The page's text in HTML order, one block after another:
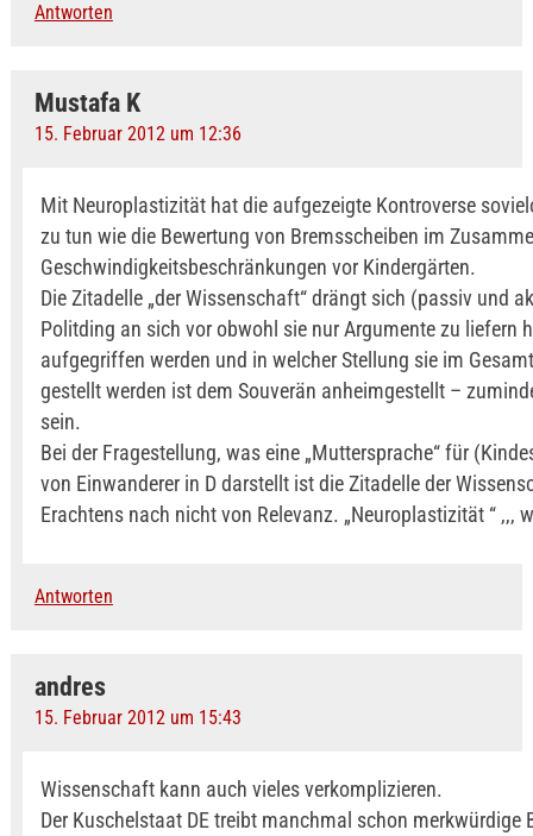
Antworten
Mustafa K
15. Februar 2012 um 12:36
Mit Neuroplastizität hat die aufgezeigte Kontroverse
zu tun wie die Bewertung von Bremsscheiben im
Geschwindigkeitsbeschränkungen vor Kindergärten.
Die Zitadelle „der Wissenschaft“ drängt sich (passiv und
Politding an sich vor obwohl sie nur Argumente zu liefern
aufgegriffen werden und in welcher Stellung sie im
gestellt werden ist dem Souverän anheimgestellt –
sein.
Bei der Fragestellung, was eine „Muttersprache“ für
von Einwanderer in D darstellt ist die Zitadelle der
Erachtens nach nicht von Relevanz. „Neuroplastizität “ ,,,
Antworten
andres
15. Februar 2012 um 15:43
Wissenschaft kann auch vieles verkomplizieren.
Der Kuschelstaat DE treibt manchmal schon merkwürdige